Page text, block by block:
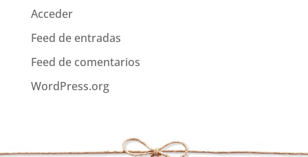
Acceder
Feed de entradas
Feed de comentarios
WordPress.org